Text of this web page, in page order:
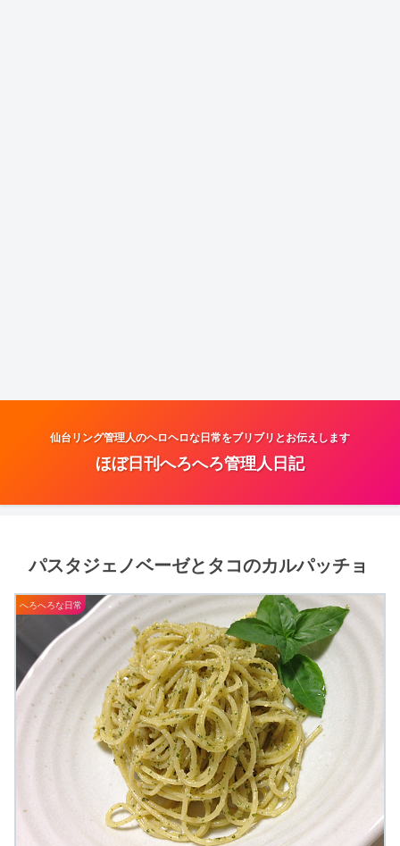
仙台リング管理人のヘロヘロな日常をブリブリとお伝えします
ほぼ日刊へろへろ管理人日記
パスタジェノベーゼとタコのカルパッチョ
へろへろな日常